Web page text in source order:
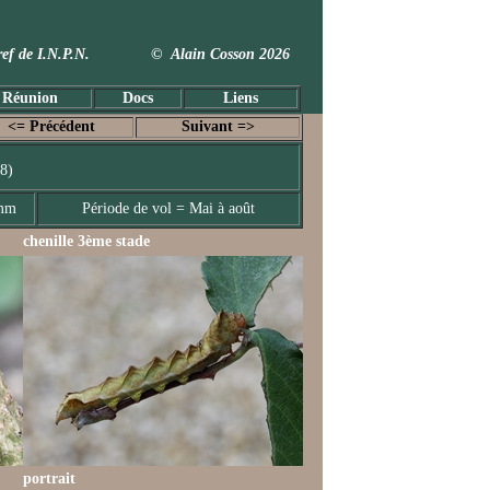
de I.N.P.N. © Alain Cosson 2026
Docs
Liens
<= Précédent
Suivant =>
Période de vol = Mai à août
chenille 3ème stade
portrait